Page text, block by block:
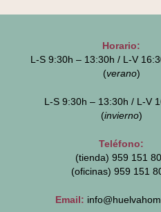
Horario:
L-S 9:30h – 13:30h / L-V
(verano)
L-S 9:30h – 13:30h / L-V
(invierno)
Teléfono:
(tienda) 959 151
(oficinas) 959 151
Email: